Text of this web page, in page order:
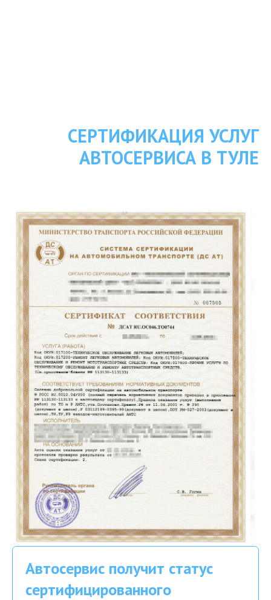
СЕРТИФИКАЦИЯ УСЛУГ
АВТОСЕРВИСА В ТУЛЕ
Автосервис получит статус
сертифицированного